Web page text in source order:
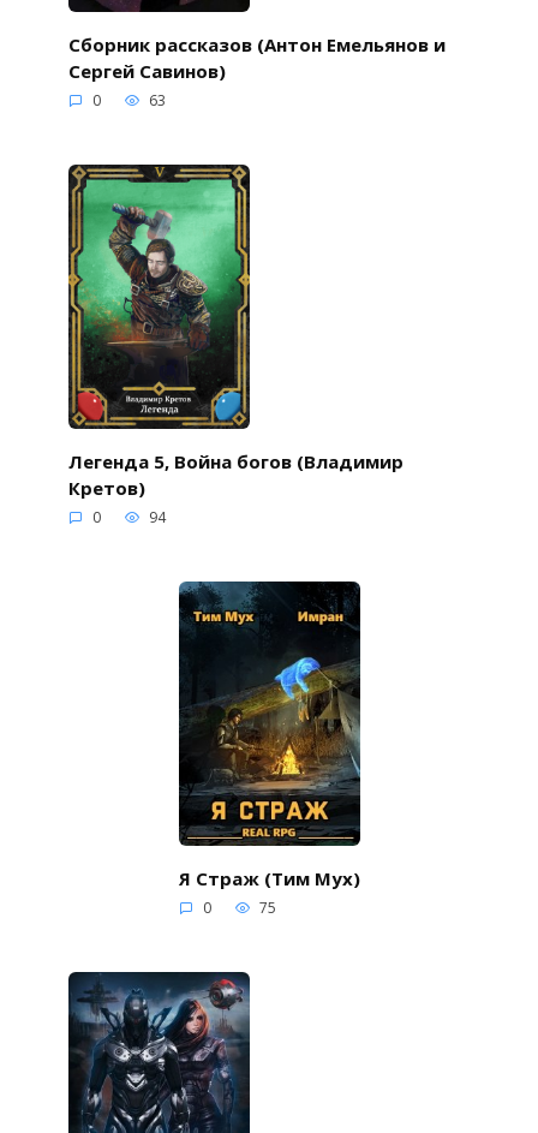
Сборник рассказов (Антон Емельянов и
Сергей Савинов)
0 63
Легенда 5, Война богов (Владимир
Кретов)
0 94
Я Страж (Тим Мух)
0 75